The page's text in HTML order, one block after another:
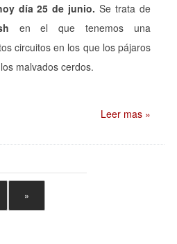
día 25 de junio. Se trata de
en el que tenemos una
circuitos en los que los pájaros
malvados cerdos.
Leer mas »
»